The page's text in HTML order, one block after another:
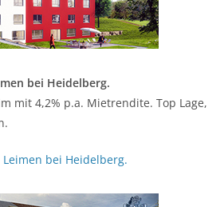
bei Heidelberg.
mit 4,2% p.a. Mietrendite. Top Lage,
bei Heidelberg.